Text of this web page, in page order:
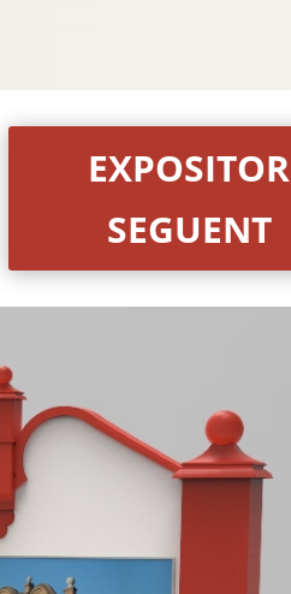
EXPOSITOR
SEGUENT